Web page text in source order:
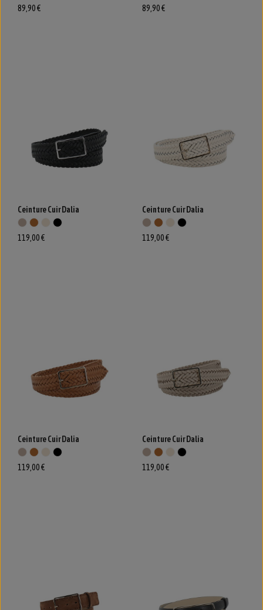
89,90 € 89,90 €
Ceinture Cuir Dalia
119,00 €
Ceinture Cuir Dalia
119,00 €
Ceinture Cuir Dalia
119,00 €
Ceinture Cuir Dalia
119,00 €